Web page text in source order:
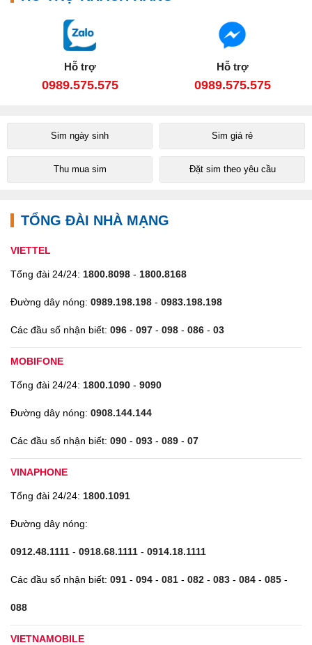
Hỗ trợ
0989.575.575
Hỗ trợ
0989.575.575
Sim ngày sinh Sim giá rẻ
Thu mua sim Đặt sim theo yêu cầu
TỔNG ĐÀI NHÀ MẠNG
VIETTEL
Tổng đài 24/24: 1800.8098 - 1800.8168
Đường dây nóng: 0989.198.198 - 0983.198.198
Các đầu số nhận biết: 096 - 097 - 098 - 086 - 03
MOBIFONE
Tổng đài 24/24: 1800.1090 - 9090
Đường dây nóng: 0908.144.144
Các đầu số nhận biết: 090 - 093 - 089 - 07
VINAPHONE
Tổng đài 24/24: 1800.1091
Đường dây nóng:
0912.48.1111 - 0918.68.1111 - 0914.18.1111
Các đầu số nhận biết: 091 - 094 - 081 - 082 - 083 - 084 - 085 -
088
VIETNAMOBILE